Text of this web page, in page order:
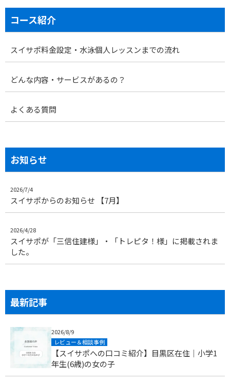
短期水泳教室を開催します。
コース紹介
スイサポ料金設定・水泳個人レッスンまでの流れ
どんな内容・サービスがあるの？
よくある質問
お知らせ
2026/7/4
スイサポからのお知らせ 【7月】
2026/4/28
スイサポが「三信住建様」・「トレピタ！様」に掲載されま
した。
最新記事
2026/8/9
レビュー＆相談事例
【スイサポへの口コミ紹介】目黒区在住｜小学1
年生(6歳)の女の子